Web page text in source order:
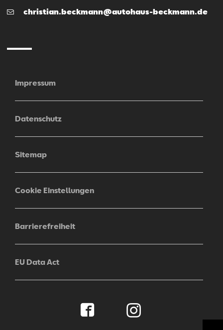
E-
christian.beckmann@autohaus-beckmann.de
Impressum
Datenschutz
Sitemap
Cookie Einstellungen
Barrierefreiheit
EU Data Act